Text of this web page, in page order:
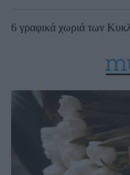
6 γραφικά χωριά των